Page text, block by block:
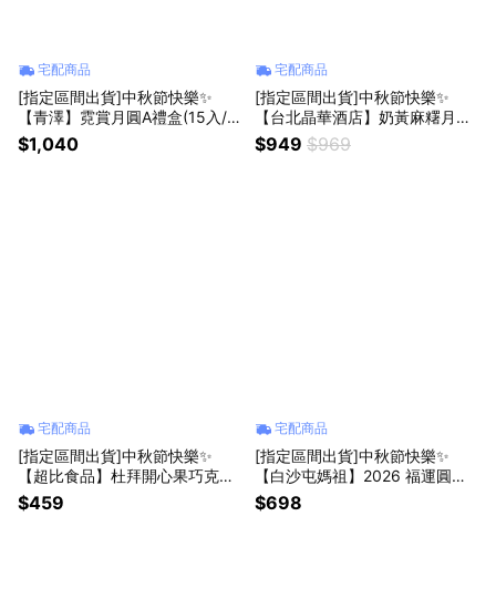
宅配商品
[指定區間出貨]中秋節快樂✨
【青澤】霓賞月圓A禮盒(15入/
盒)(附提袋)(含運)【墊腳石】月
餅 伴手禮
$1,040
宅配商品
[指定區間出貨]中秋節快樂✨
【台北晶華酒店】奶黃麻糬月餅
禮盒(6入/提盒)(含運)【墊腳石】
$949 $969
宅配商品
[指定區間出貨]中秋節快樂✨
【超比食品】杜拜開心果巧克力
夾心餅禮盒(5入/盒)(含運)【墊腳
石】
$459
宅配商品
[指定區間出貨]中秋節快樂✨
【白沙屯媽祖】2026 福運圓滿
蛋黃酥月餅禮盒(蛋黃酥x6+香火
幸運瓶鑰匙圈x1)(含運)【墊腳
$698